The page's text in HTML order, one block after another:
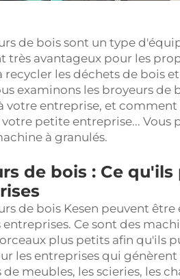
de bois sont un type
très avantageux pour les
recycler les déchets de bois
examinons les broyeurs de
votre entreprise, et
petite entreprise... Vous
à granulés.
de bois : Ce
de bois Kesen peuvent
Ce sont des
plus petits afin qu'ils
les entreprises qui
meubles, les scieries, les